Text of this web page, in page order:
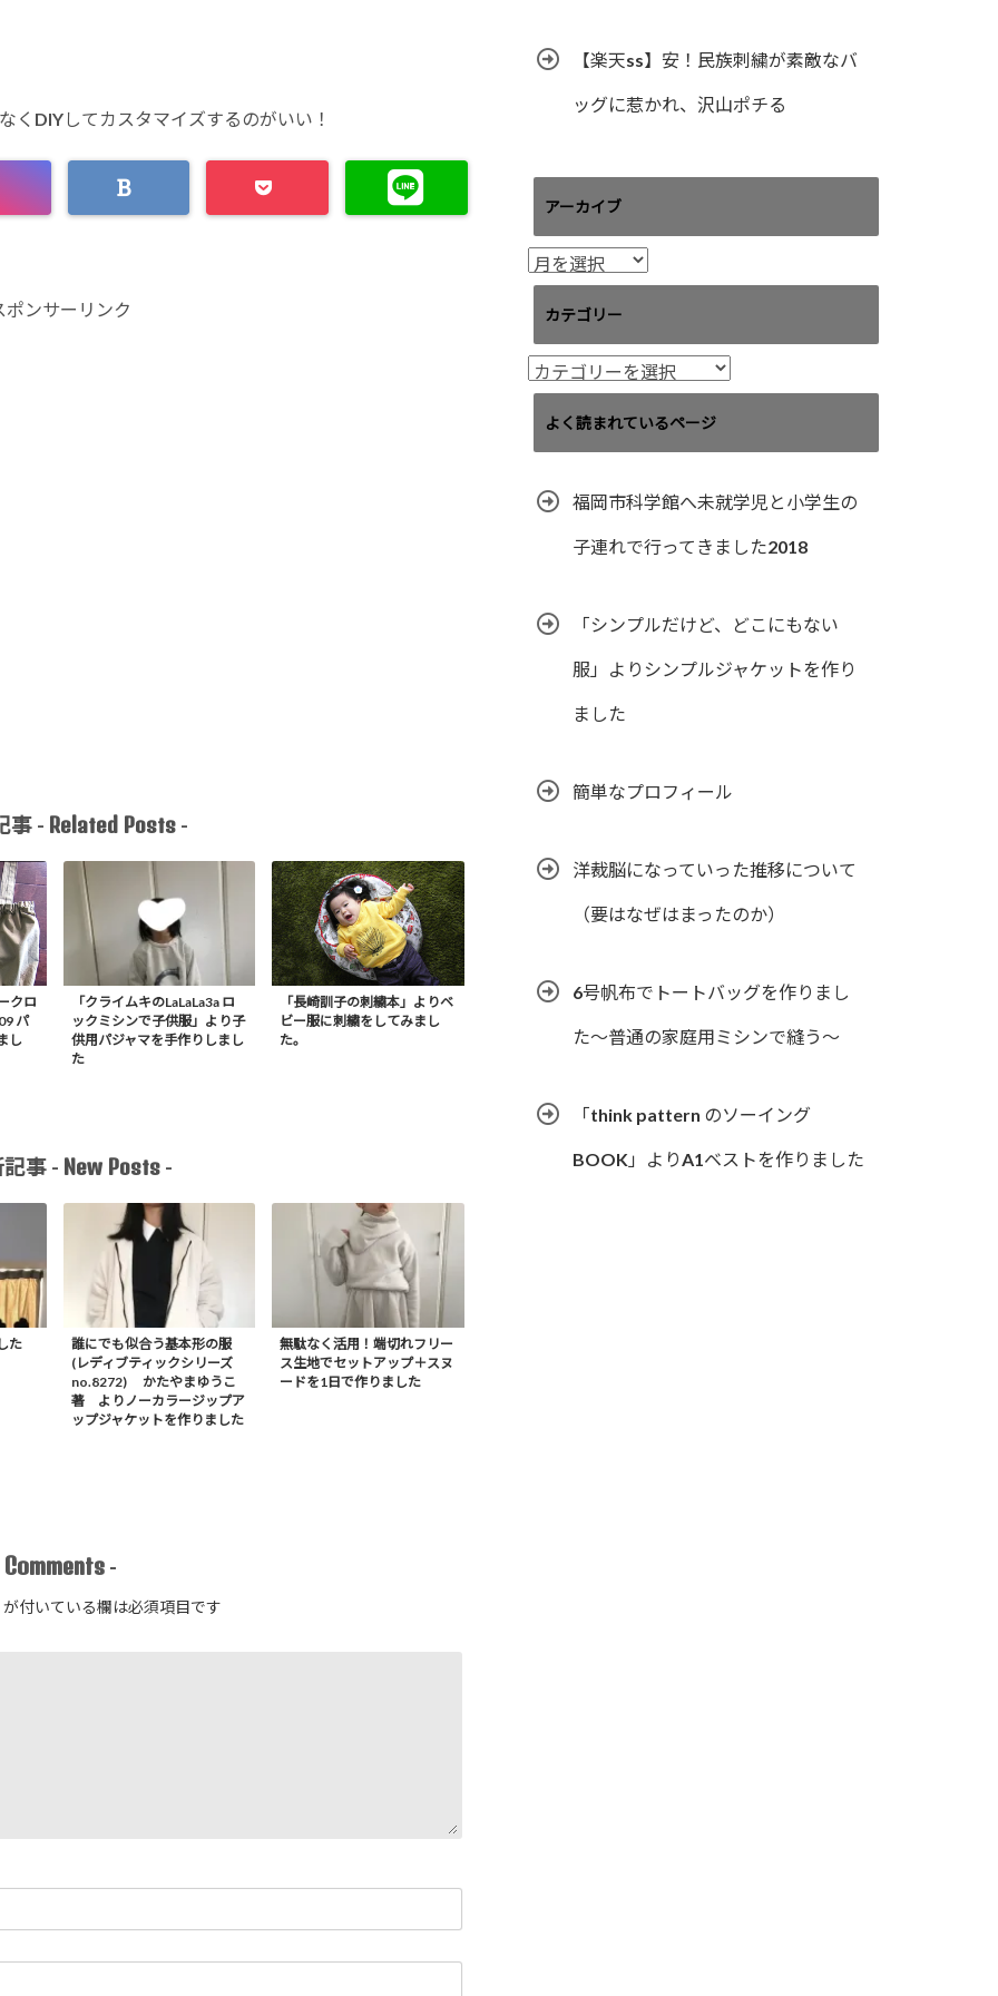
くDIYしてカスタマイズするのがいい！
ポンサーリンク
事 - Related Posts-
クロ
パ
し
「クライムキのLaLaLa3a ロ
ックミシンで子供服」より子
供用パジャマを手作りしまし
た
「長崎訓子の刺繍本」よりベ
ビー服に刺繍をしてみまし
た。
事 - New Posts -
た
誰にでも似合う基本形の服
(レディブティックシリーズ
no.8272) かたやまゆうこ
著 よりノーカラージップア
ップジャケットを作りました
無駄なく活用！端切れフリー
ス生地でセットアップ＋スヌ
ードを1日で作りました
Comments -
が付いている欄は必須項目です
【楽天ss】安！民族刺繍が素敵なバ
ッグに惹かれ、沢山ポチる
アーカイブ
ア
ー
イ
ブ
カテゴリー
カ
テ
リ
よく読まれているページ
福岡市科学館へ未就学児と小学生の
子連れで行ってきました2018
「シンプルだけど、どこにもない
服」よりシンプルジャケットを作り
ました
簡単なプロフィール
洋裁脳になっていった推移について
（要はなぜはまったのか）
6号帆布でトートバッグを作りまし
た〜普通の家庭用ミシンで縫う〜
「think pattern のソーイング
BOOK」よりA1ベストを作りました